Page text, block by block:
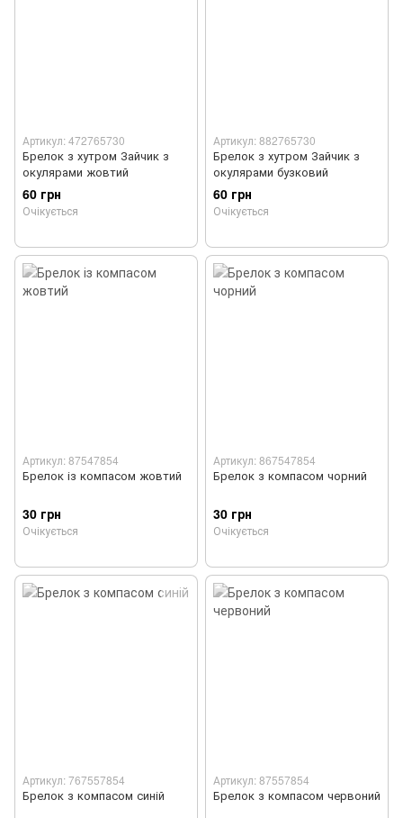
Артикул: 472765730
Брелок з хутром Зайчик з
окулярами жовтий
60 грн
Очікується
Артикул: 882765730
Брелок з хутром Зайчик з
окулярами бузковий
60 грн
Очікується
Артикул: 87547854
Брелок із компасом жовтий
30 грн
Очікується
Артикул: 867547854
Брелок з компасом чорний
30 грн
Очікується
Артикул: 767557854
Брелок з компасом синій
Артикул: 87557854
Брелок з компасом червоний